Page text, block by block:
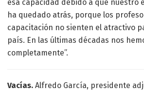
esa capacidad debido a que nuestro
ha quedado atrás, porque los
capacitación no sienten el atractivo
país. En las últimas décadas nos
completamente”.
Vacías. Alfredo García, presidente